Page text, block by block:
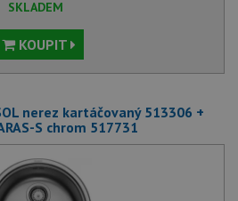
SKLADEM
KOUPIT
nerez kartáčovaný 513306 +
S chrom 517731